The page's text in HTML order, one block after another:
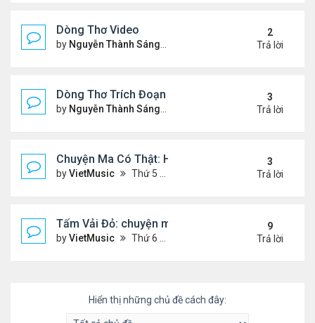
Dòng Thơ Video
by Nguyễn Thành Sáng Thứ 3 Tháng 10 22, 2024 2:03
2
Trả lời
Dòng Thơ Trích Đoạn (tiếp theo)
by Nguyễn Thành Sáng Thứ 2 Tháng 10 07, 2024 2:19
3
Trả lời
Chuyện Ma Có Thật: Hồng Vân, Lê Quốc Nam
byVietMusic Thứ 5 Tháng 11 05, 2020 2:49 pm
3
Trả lời
Tấm Vải Đỏ: chuyện ma kinh dị
byVietMusic Thứ 6 Tháng 10 16, 2020 10:39 am
9
Trả lời
Hiển thị những chủ đề cách đây: